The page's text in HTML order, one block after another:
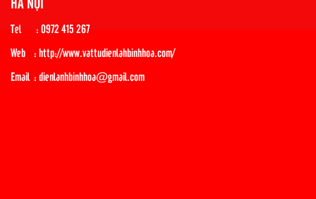
Tel : 0972 415 267
Web : http://www.vattudienlahbinhhoa.com/
Email : dienlanhbinhhoa@gmail.com